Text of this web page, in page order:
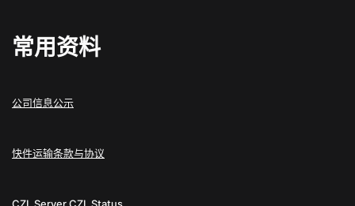
常用资料
公司信息公示
快件运输条款与协议